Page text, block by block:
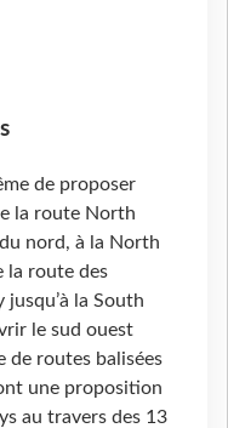
de proposer
la route North
nord, à la North
la route des
la South
le sud ouest
de routes balisées
une proposition
au travers des 13